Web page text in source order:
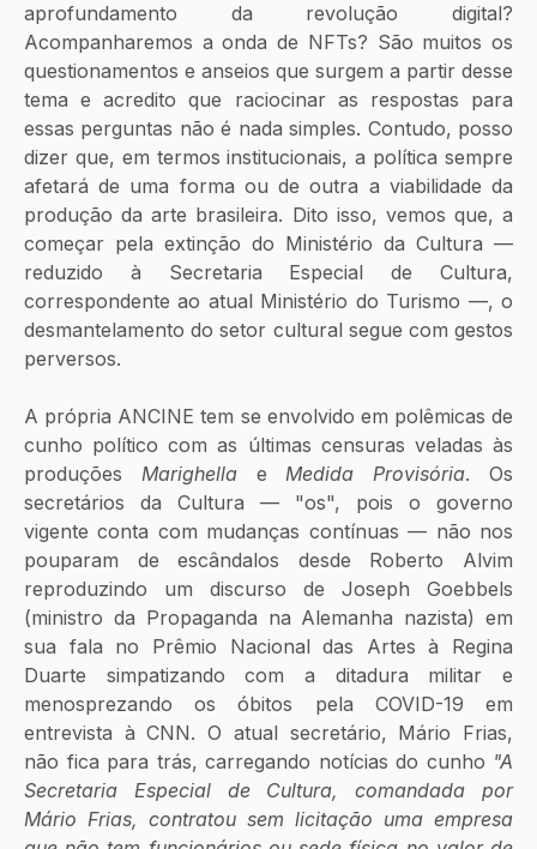
aprofundamento da revolução digital?
Acompanharemos a onda de NFTs? São muitos os
questionamentos e anseios que surgem a partir desse
tema e acredito que raciocinar as respostas para
essas perguntas não é nada simples. Contudo, posso
dizer que, em termos institucionais, a política sempre
afetará de uma forma ou de outra a viabilidade da
produção da arte brasileira. Dito isso, vemos que, a
começar pela extinção do Ministério da Cultura —
reduzido à Secretaria Especial de Cultura,
correspondente ao atual Ministério do Turismo —, o
desmantelamento do setor cultural segue com gestos
perversos.
A própria ANCINE tem se envolvido em polêmicas de
cunho político com as últimas censuras veladas às
produções Marighella e Medida Provisória. Os
secretários da Cultura — "os", pois o governo
vigente conta com mudanças contínuas — não nos
pouparam de escândalos desde Roberto Alvim
reproduzindo um discurso de Joseph Goebbels
(ministro da Propaganda na Alemanha nazista) em
sua fala no Prêmio Nacional das Artes à Regina
Duarte simpatizando com a ditadura militar e
menosprezando os óbitos pela COVID-19 em
entrevista à CNN. O atual secretário, Mário Frias,
não fica para trás, carregando notícias do cunho "A
Secretaria Especial de Cultura, comandada por
Mário Frias, contratou sem licitação uma empresa